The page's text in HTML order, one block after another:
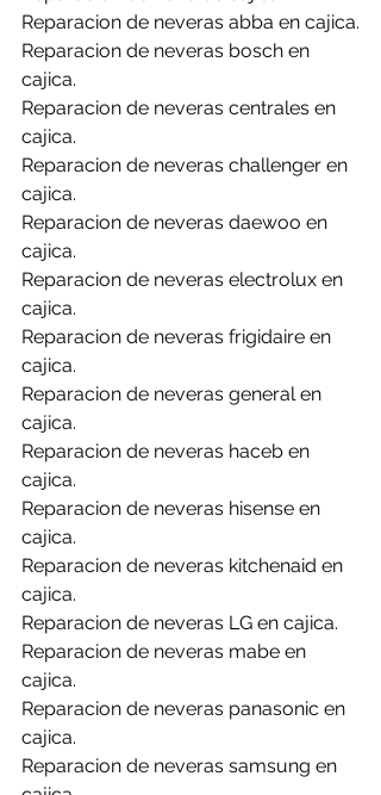
Reparacion de neveras abba en cajica.
Reparacion de neveras bosch en
cajica.
Reparacion de neveras centrales en
cajica.
Reparacion de neveras challenger en
cajica.
Reparacion de neveras daewoo en
cajica.
Reparacion de neveras electrolux en
cajica.
Reparacion de neveras frigidaire en
cajica.
Reparacion de neveras general en
cajica.
Reparacion de neveras haceb en
cajica.
Reparacion de neveras hisense en
cajica.
Reparacion de neveras kitchenaid en
cajica.
Reparacion de neveras LG en cajica.
Reparacion de neveras mabe en
cajica.
Reparacion de neveras panasonic en
cajica.
Reparacion de neveras samsung en